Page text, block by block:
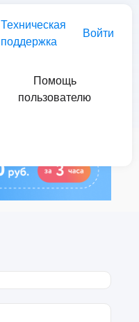
Техническая
поддержка
Войти
Помощь
пользователю